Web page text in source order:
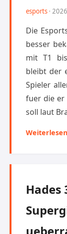
esports ·
Die
besser
mit T1
bleibt der
Spieler
fuer die er
soll laut
Hades